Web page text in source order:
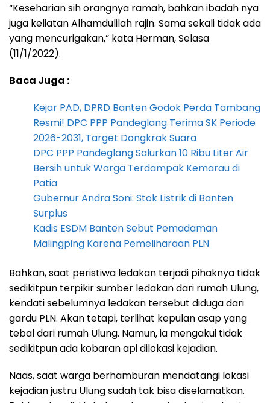
“Keseharian sih orangnya ramah, bahkan ibadah nya
juga keliatan Alhamdulilah rajin. Sama sekali tidak ada
yang mencurigakan,” kata Herman, Selasa
(11/1/2022).
Baca Juga :
Kejar PAD, DPRD Banten Godok Perda Tambang
Resmi! DPC PPP Pandeglang Terima SK Periode
2026-2031, Target Dongkrak Suara
DPC PPP Pandeglang Salurkan 10 Ribu Liter Air
Bersih untuk Warga Terdampak Kemarau di
Patia
Gubernur Andra Soni: Stok Listrik di Banten
Surplus
Kadis ESDM Banten Sebut Pemadaman
Malingping Karena Pemeliharaan PLN
Bahkan, saat peristiwa ledakan terjadi pihaknya tidak
sedikitpun terpikir sumber ledakan dari rumah Ulung,
kendati sebelumnya ledakan tersebut diduga dari
gardu PLN. Akan tetapi, terlihat kepulan asap yang
tebal dari rumah Ulung. Namun, ia mengakui tidak
sedikitpun ada kobaran api dilokasi kejadian.
Naas, saat warga berhamburan mendatangi lokasi
kejadian justru Ulung sudah tak bisa diselamatkan.